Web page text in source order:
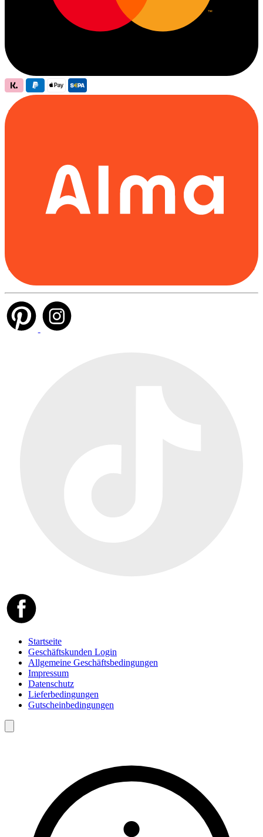
Startseite
Geschäftskunden Login
Allgemeine Geschäftsbedingungen
Impressum
Datenschutz
Lieferbedingungen
Gutscheinbedingungen